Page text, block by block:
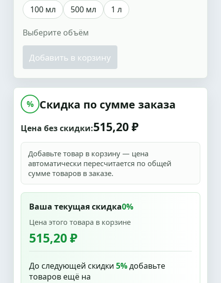
100 мл
500 мл 1 л
Выберите объём
Добавить в корзину
% Скидка по сумме заказа
Цена без скидки:515,20 ₽
Добавьте товар в корзину — цена
автоматически пересчитается по общей
сумме товаров в заказе.
Ваша текущая скидка0%
Цена этого товара в корзине
515,20 ₽
До следующей скидки 5%добавьте
товаров ещё на